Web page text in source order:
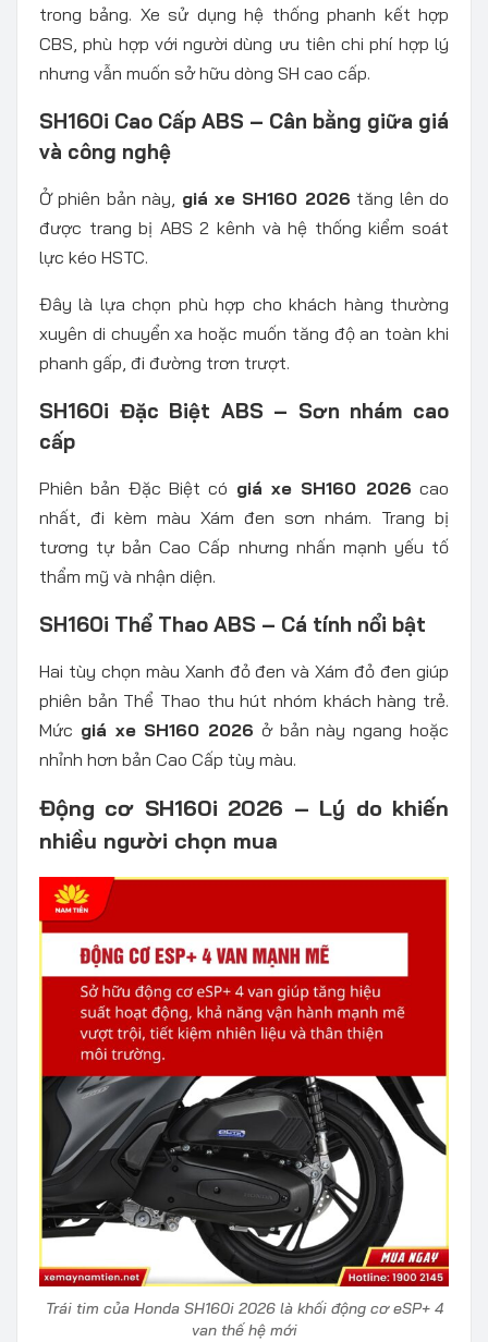
trong bảng. Xe sử dụng hệ thống phanh kết hợp
CBS, phù hợp với người dùng ưu tiên chi phí hợp lý
nhưng vẫn muốn sở hữu dòng SH cao cấp.
SH160i Cao Cấp ABS – Cân bằng giữa giá
và công nghệ
Ở phiên bản này, giá xe SH160 2026 tăng lên do
được trang bị ABS 2 kênh và hệ thống kiểm soát
lực kéo HSTC.
Đây là lựa chọn phù hợp cho khách hàng thường
xuyên di chuyển xa hoặc muốn tăng độ an toàn khi
phanh gấp, đi đường trơn trượt.
SH160i Đặc Biệt ABS – Sơn nhám cao
cấp
Phiên bản Đặc Biệt có giá xe SH160 2026 cao
nhất, đi kèm màu Xám đen sơn nhám. Trang bị
tương tự bản Cao Cấp nhưng nhấn mạnh yếu tố
thẩm mỹ và nhận diện.
SH160i Thể Thao ABS – Cá tính nổi bật
Hai tùy chọn màu Xanh đỏ đen và Xám đỏ đen giúp
phiên bản Thể Thao thu hút nhóm khách hàng trẻ.
Mức giá xe SH160 2026 ở bản này ngang hoặc
nhỉnh hơn bản Cao Cấp tùy màu.
Động cơ SH160i 2026 – Lý do khiến
nhiều người chọn mua
Trái tim của Honda SH160i 2026 là khối động cơ eSP+ 4
van thế hệ mới